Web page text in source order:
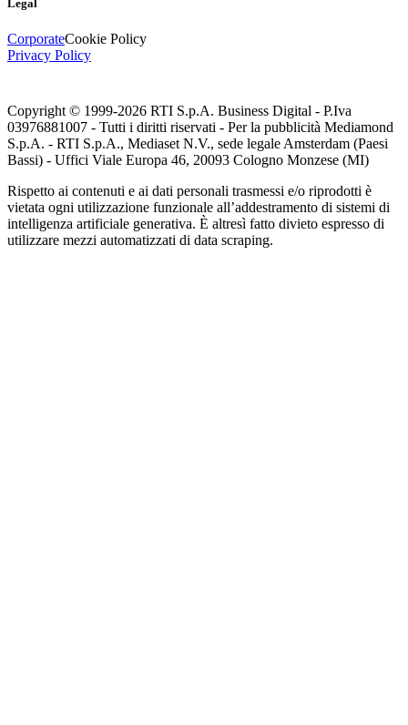
Legal
CorporateCookie Policy
Privacy Policy
Copyright © 1999-2026 RTI S.p.A. Business Digital - P.Iva
03976881007 - Tutti i diritti riservati - Per la pubblicità Mediamond
S.p.A. - RTI S.p.A., Mediaset N.V., sede legale Amsterdam (Paesi
Bassi) - Uffici Viale Europa 46, 20093 Cologno Monzese (MI)
Rispetto ai contenuti e ai dati personali trasmessi e/o riprodotti è
vietata ogni utilizzazione funzionale all’addestramento di sistemi di
intelligenza artificiale generativa. È altresì fatto divieto espresso di
utilizzare mezzi automatizzati di data scraping.